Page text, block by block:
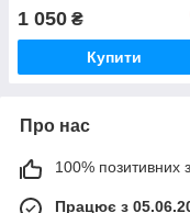
1 050 ₴
Купити
Про нас
100% позитивних з
Працює з